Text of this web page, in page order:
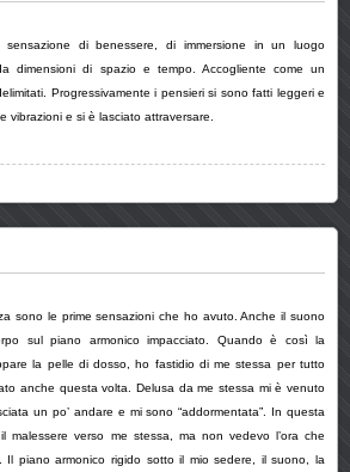
sensazione di benessere, di immersione in un luogo
dimensioni di spazio e tempo. Accogliente come un
Progressivamente i pensieri si sono fatti leggeri e
vibrazioni e si è lasciato attraversare.
sono le prime sensazioni che ho avuto. Anche il suono
sul piano armonico impacciato. Quando è così la
la pelle di dosso, ho fastidio di me stessa per tutto
anche questa volta. Delusa da me stessa mi è venuto
un po’ andare e mi sono “addormentata”. In questa
malessere verso me stessa, ma non vedevo l’ora che
Il piano armonico rigido sotto il mio sedere, il suono, la